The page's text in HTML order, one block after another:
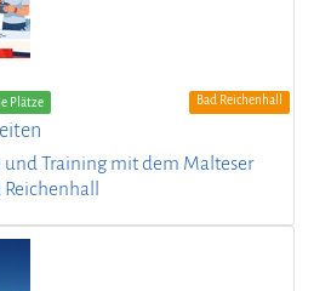
Plätze Bad Reichenhall
Training mit dem Malteser